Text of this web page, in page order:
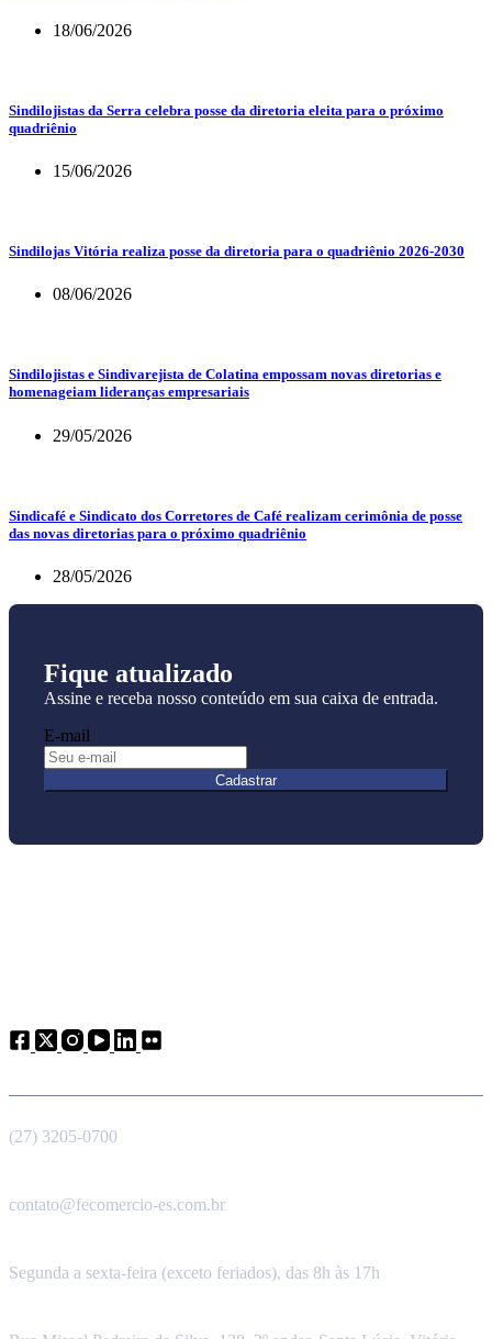
18/06/2026
Sindilojistas da Serra celebra posse da diretoria eleita para o próximo
quadriênio
15/06/2026
Sindilojas Vitória realiza posse da diretoria para o quadriênio 2026-2030
08/06/2026
Sindilojistas e Sindivarejista de Colatina empossam novas diretorias e
homenageiam lideranças empresariais
29/05/2026
Sindicafé e Sindicato dos Corretores de Café realizam cerimônia de posse
das novas diretorias para o próximo quadriênio
28/05/2026
Fique atualizado
Assine e receba nosso conteúdo em sua caixa de entrada.
E-mail
Cadastrar
(27) 3205-0700
contato@fecomercio-es.com.br
Segunda a sexta-feira (exceto feriados), das 8h às 17h